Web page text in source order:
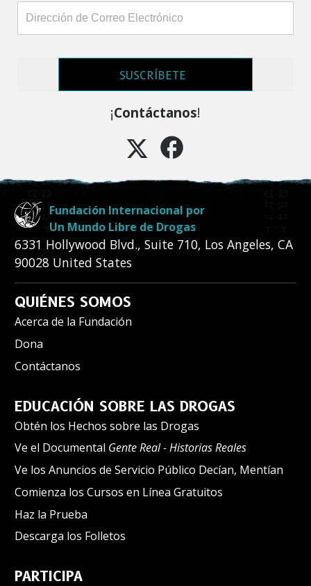
SUSCRÍBETE
¡Contáctanos!
Fundación Internacional por
Un Mundo Libre de Drogas
6331 Hollywood Blvd., Suite 710, Los Angeles, CA
90028 United States
QUIÉNES SOMOS
Acerca de la Fundación
Dona
Contáctanos
EDUCACIÓN SOBRE LAS DROGAS
Obtén los Hechos sobre las Drogas
Ve el Documental Gente Real - Historias Reales
Ve los Anuncios de Servicio Público Decían, Mentían
Comienza los Cursos en Línea Gratuitos
Haz la Prueba
Descarga los Folletos
PARTICIPA